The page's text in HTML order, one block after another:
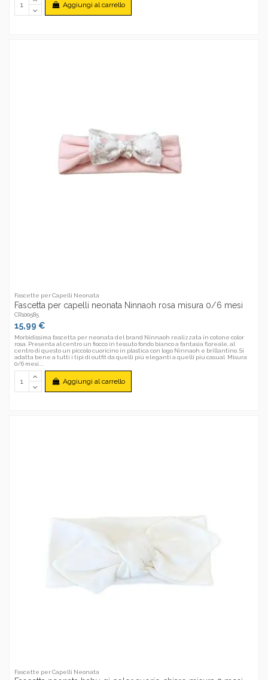
Aggiungi al carrello
Fascette per Capelli Neonata
Fascetta per capelli neonata Ninnaoh rosa misura 0/6 mesi
CR100585
15,99 €
Morbidissima fascetta per neonata del brand Ninnaoh realizzata in cotone color
rosa. Presenta al centro un fiocco in tessuto fondo bianco a fantasia floreale, al
centro di questo un piccolo cuoricino in plastica con logo Ninnaoh e brillantino. Si
adatta bene a tutti i tipi di outfit da quelli più eleganti a quelli piu casual Misura
0/6 mesi....
Aggiungi al carrello
Fascette per Capelli Neonata